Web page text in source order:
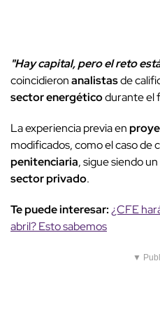
"Hay capital, pero el reto
coincidieronanalistasde
sector energéticodurante el
La experiencia previa en
modificados, como el caso de
penitenciaria, sigue siendo
sector privado.
Te puede interesar:¿CFE
abril? Esto sabemos
▼